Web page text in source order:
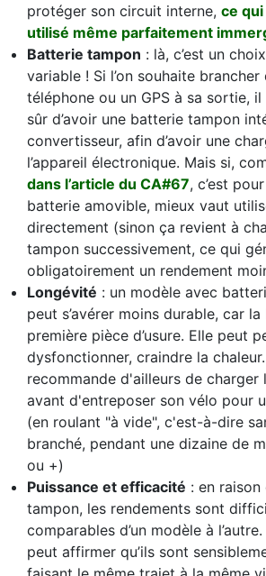
protéger son circuit interne, ce
utilisé même parfaitement
Batterie tampon : là, c’est un
variable ! Si l’on souhaite
téléphone ou un GPS à sa sortie,
sûr d’avoir une batterie tampon
convertisseur, afin d’avoir une
l’appareil électronique. Mais si,
dans l’article du CA#67, c’est
batterie amovible, mieux vaut
directement (sinon ça revient à
tampon successivement, ce qui
obligatoirement un rendement
Longévité : un modèle avec
peut s’avérer moins durable, car
première pièce d’usure. Elle peut
dysfonctionner, craindre la
recommande d'ailleurs de
avant d'entreposer son vélo pour
(en roulant "à vide", c'est-à-dire
branché, pendant une dizaine de
ou +)
Puissance et efficacité : en
tampon, les rendements sont
comparables d’un modèle à
peut affirmer qu’ils sont